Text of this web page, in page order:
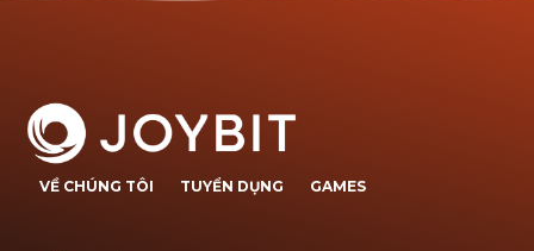
VỀ CHÚNG TÔI TUYỂN DỤNG GAMES